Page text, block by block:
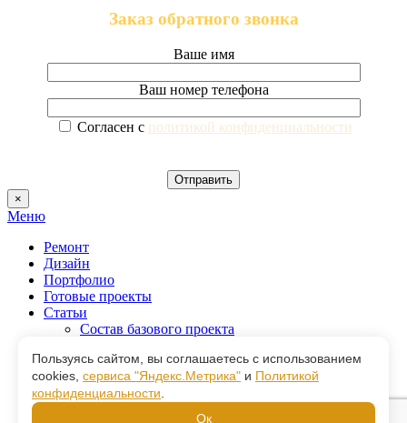
Заказ обратного звонка
Ваше имя
Ваш номер телефона
Согласен с политикой конфиденциальности
×
Меню
Ремонт
Дизайн
Портфолио
Готовые проекты
Статьи
Состав базового проекта
Виды ремонта
Услуги
Механизированная штукатурка
Механизированная шпаклевка
Пользуясь сайтом, вы соглашаетесь с использованием
cookies, сервиса "Яндекс.Метрика" и Политикой
конфиденциальности
Ок